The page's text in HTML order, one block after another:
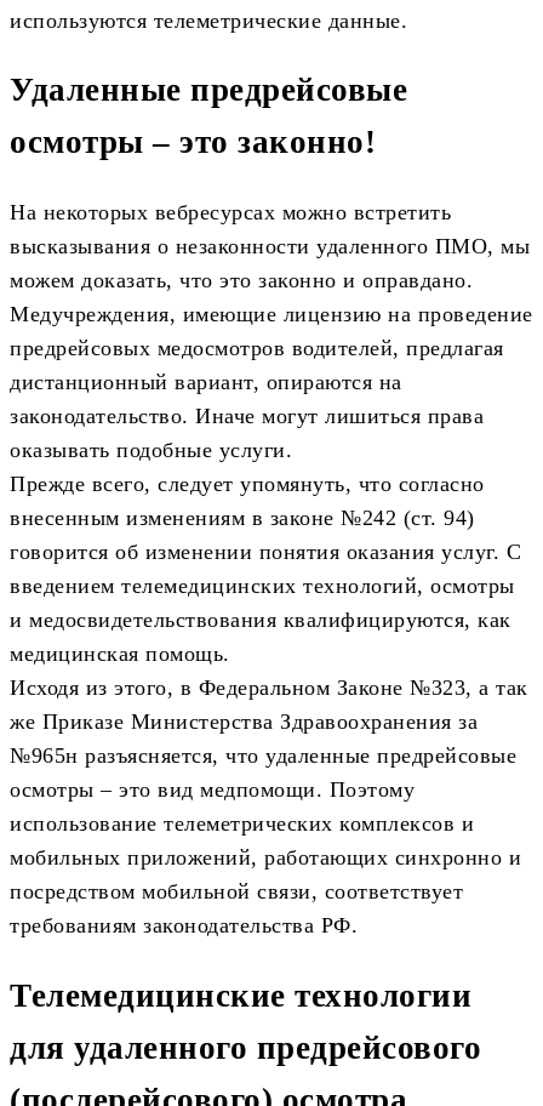
используются телеметрические данные.
Удаленные предрейсовые
осмотры – это законно!
На некоторых вебресурсах можно встретить
высказывания о незаконности удаленного ПМО, мы
можем доказать, что это законно и оправдано.
Медучреждения, имеющие лицензию на проведение
предрейсовых медосмотров водителей, предлагая
дистанционный вариант, опираются на
законодательство. Иначе могут лишиться права
оказывать подобные услуги.
Прежде всего, следует упомянуть, что согласно
внесенным изменениям в законе №242 (ст. 94)
говорится об изменении понятия оказания услуг. С
введением телемедицинских технологий, осмотры
и медосвидетельствования квалифицируются, как
медицинская помощь.
Исходя из этого, в Федеральном Законе №323, а так
же Приказе Министерства Здравоохранения за
№965н разъясняется, что удаленные предрейсовые
осмотры – это вид медпомощи. Поэтому
использование телеметрических комплексов и
мобильных приложений, работающих синхронно и
посредством мобильной связи, соответствует
требованиям законодательства РФ.
Телемедицинские технологии
для удаленного предрейсового